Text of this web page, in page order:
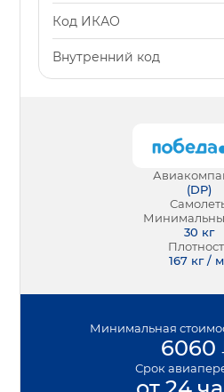
Код ИКАО
Внутренний код
(DP)
30 кг
167 кг /
Минимальная
6060
Срок